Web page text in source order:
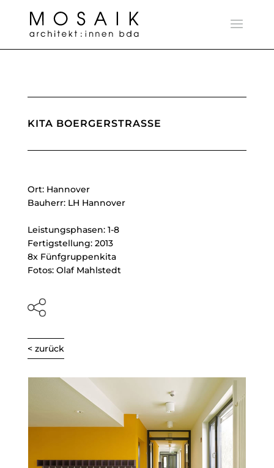
KITA BOERGERSTRASSE
Ort: Hannover
Bauherr: LH Hannover
Leistungsphasen: 1-8
Fertigstellung: 2013
8x Fünfgruppenkita
Fotos: Olaf Mahlstedt
< zurück